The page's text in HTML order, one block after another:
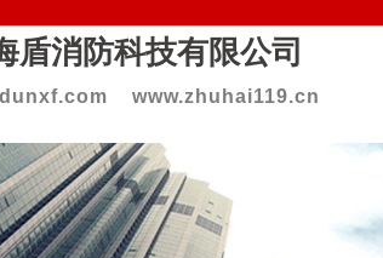
盾消防科技有限公司
www.zhuhai119.cn